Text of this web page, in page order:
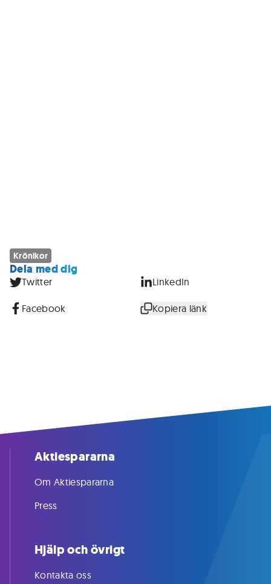
Krönikor
Dela med dig
Twitter LinkedIn
Facebook Kopiera länk
Aktiespararna
Om Aktiespararna
Press
Hjälp och övrigt
Kontakta oss